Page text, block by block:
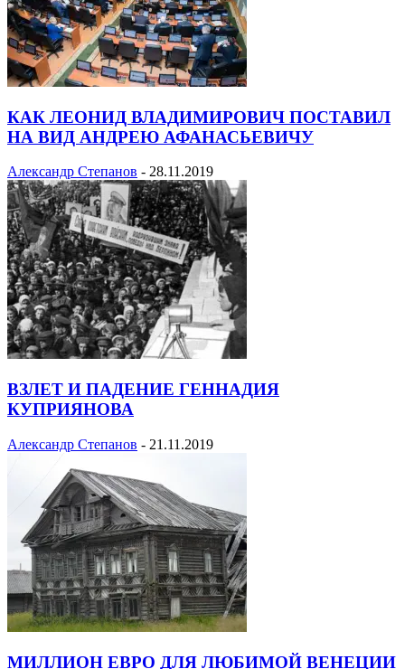
КАК ЛЕОНИД ВЛАДИМИРОВИЧ ПОСТАВИЛ
НА ВИД АНДРЕЮ АФАНАСЬЕВИЧУ
Александр Степанов - 28.11.2019
ВЗЛЕТ И ПАДЕНИЕ ГЕННАДИЯ
КУПРИЯНОВА
Александр Степанов - 21.11.2019
МИЛЛИОН ЕВРО ДЛЯ ЛЮБИМОЙ ВЕНЕЦИИ